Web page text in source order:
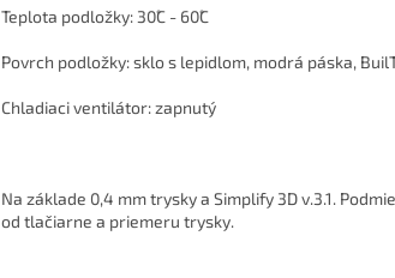
Teplota podložky: 30˚C - 60˚C
Povrch podložky: sklo s lepidlom, modrá páska,
Chladiaci ventilátor: zapnutý
Na základe 0,4 mm trysky a Simplify 3D v.3.1.
od tlačiarne a priemeru trysky.